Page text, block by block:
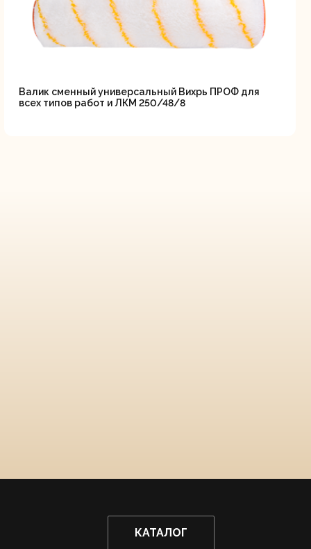
Валик сменный универсальный Вихрь ПРОФ для
всех типов работ и ЛКМ 250/48/8
КАТАЛОГ